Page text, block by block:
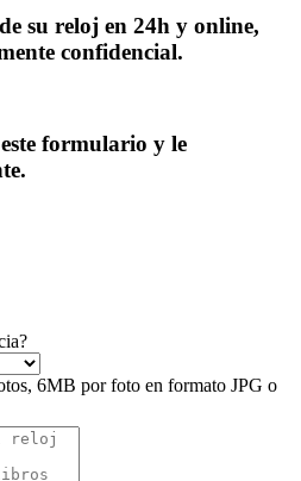
su reloj en 24h y online,
confidencial.
formulario y le
6MB por foto en formato JPG o